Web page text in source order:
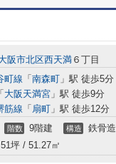
阪市北区西天満 ６丁目
町線 「 南森町 」駅 徒歩5分
「 大阪天満宮 」駅 徒歩9分
筋線 「 扇町 」駅 徒歩12分
階数 9階建 構造 鉄骨造
坪 / 51.27㎡